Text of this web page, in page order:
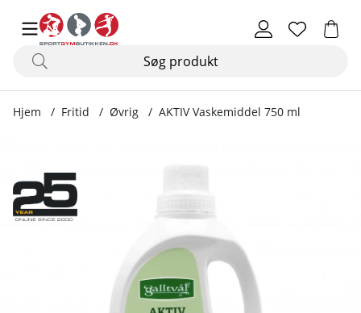
Hjem Fritid Øvrig AKTIV Vaskemiddel 750 ml